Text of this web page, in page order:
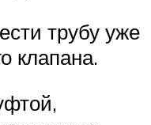
трубу уже
клапана.